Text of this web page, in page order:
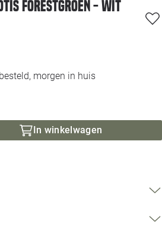
forestgroen - wit
morgen in huis
In winkelwagen